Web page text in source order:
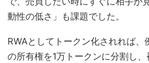
動性の低さ」も課題でした。
RWAとしてトークン化されれば、
の所有権を1万トークンに分割し